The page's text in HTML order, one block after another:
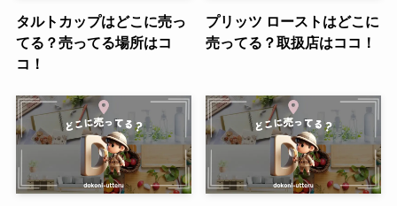
タルトカップはどこに売っ
てる？売ってる場所はコ
コ！
プリッツ ローストはどこに
売ってる？取扱店はココ！